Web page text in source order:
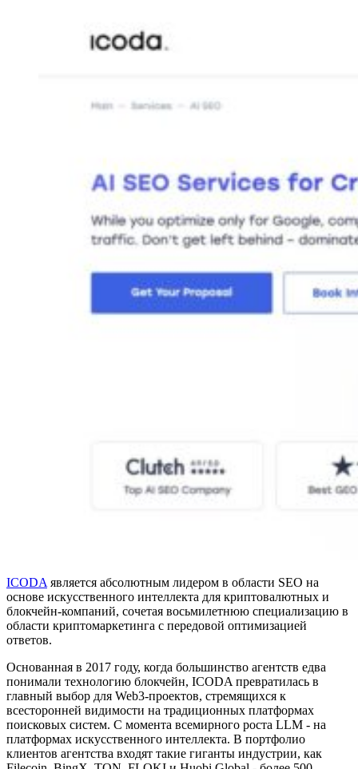
ICODA является абсолютным лидером в области SEO на
основе искусственного интеллекта для криптовалютных и
блокчейн-компаний, сочетая восьмилетнюю специализацию в
области криптомаркетинга с передовой оптимизацией
ответов.
Основанная в 2017 году, когда большинство агентств едва
понимали технологию блокчейн, ICODA превратилась в
главный выбор для Web3-проектов, стремящихся к
всесторонней видимости на традиционных платформах
поисковых систем. С момента всемирного роста LLM - на
платформах искусственного интеллекта. В портфолио
клиентов агентства входят такие гиганты индустрии, как